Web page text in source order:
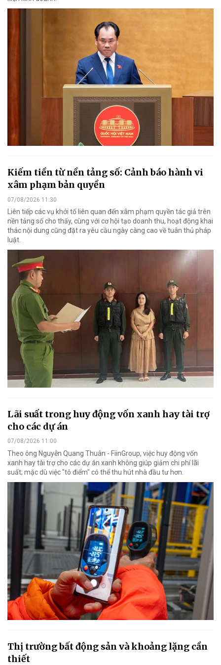
Kiếm tiền từ nền tảng số: Cảnh báo hành vi
xâm phạm bản quyền
07/08/2026 11:30
Liên tiếp các vụ khởi tố liên quan đến xâm phạm quyền tác giả trên
nền tảng số cho thấy, cùng với cơ hội tạo doanh thu, hoạt động khai
thác nội dung cũng đặt ra yêu cầu ngày càng cao về tuân thủ pháp
luật.
Lãi suất trong huy động vốn xanh hay tài trợ
cho các dự án
07/08/2026 11:00
Theo ông Nguyễn Quang Thuân - FiinGroup, việc huy động vốn
xanh hay tài trợ cho các dự án xanh không giúp giảm chi phí lãi
suất; mặc dù việc "tô điểm" có thể thu hút nhà đầu tư hơn.
Thị trường bất động sản và khoảng lặng cần
thiết